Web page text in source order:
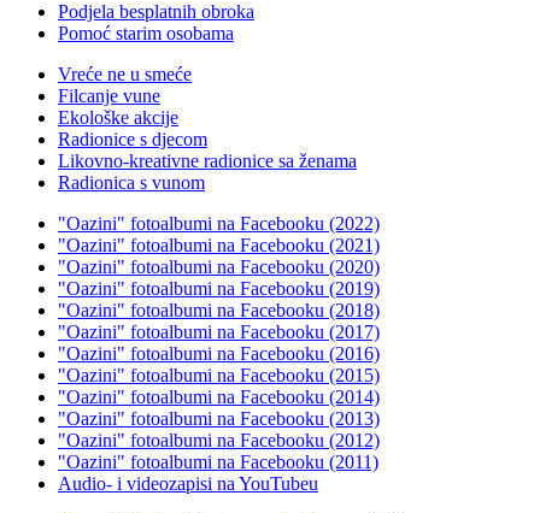
Podjela besplatnih obroka
Pomoć starim osobama
Vreće ne u smeće
Filcanje vune
Ekološke akcije
Radionice s djecom
Likovno-kreativne radionice sa ženama
Radionica s vunom
"Oazini" fotoalbumi na Facebooku (2022)
"Oazini" fotoalbumi na Facebooku (2021)
"Oazini" fotoalbumi na Facebooku (2020)
"Oazini" fotoalbumi na Facebooku (2019)
"Oazini" fotoalbumi na Facebooku (2018)
"Oazini" fotoalbumi na Facebooku (2017)
"Oazini" fotoalbumi na Facebooku (2016)
"Oazini" fotoalbumi na Facebooku (2015)
"Oazini" fotoalbumi na Facebooku (2014)
"Oazini" fotoalbumi na Facebooku (2013)
"Oazini" fotoalbumi na Facebooku (2012)
"Oazini" fotoalbumi na Facebooku (2011)
Audio- i videozapisi na YouTubeu